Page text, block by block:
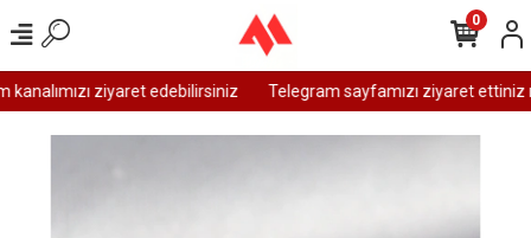
ziyaret edebilirsiniz Telegram sayfamızı ziyaret ettiniz
0